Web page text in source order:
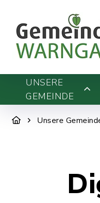
UNSERE
GEMEINDE
Unsere